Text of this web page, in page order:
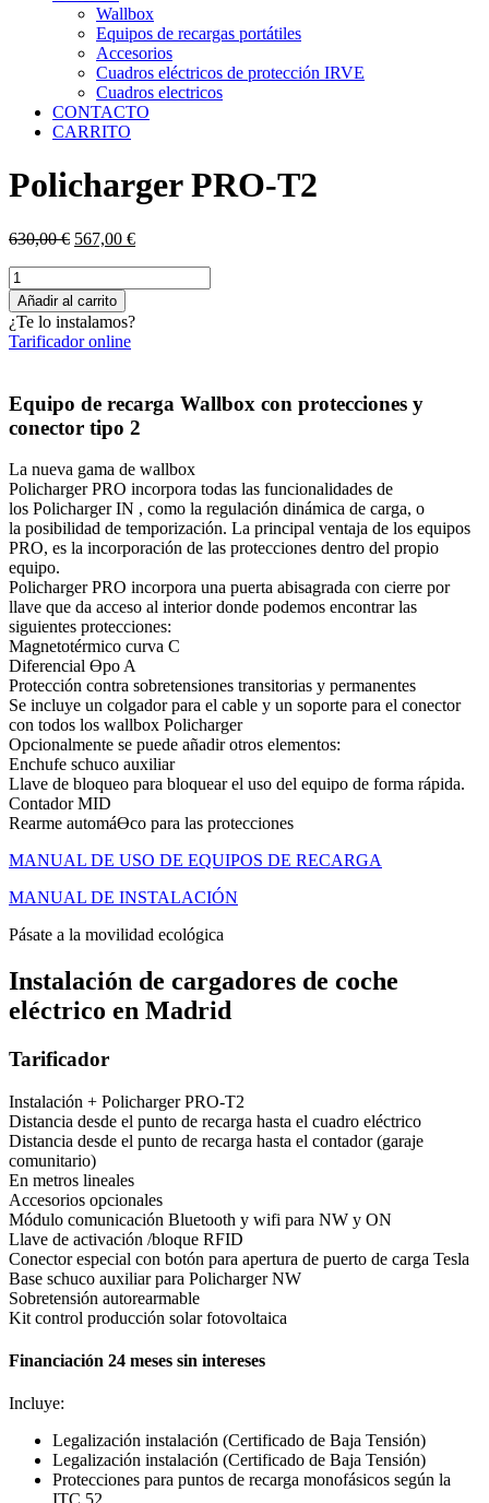
Wallbox
Equipos de recargas portátiles
Accesorios
Cuadros eléctricos de protección IRVE
Cuadros electricos
CONTACTO
CARRITO
Policharger PRO-T2
630,00€ El
era:
630,00 €.
567,00 €El
567,00 €.
Policharger
PRO-
T2
cantidad
Añadir al carrito
¿Te lo instalamos?
Tarificador online
Equipo de recarga Wallbox con protecciones y
conector tipo 2
La nueva gama de wallbox
Policharger PRO incorpora todas las funcionalidades de
los Policharger IN , como la regulación dinámica de carga, o
la posibilidad de temporización. La principal ventaja de los equipos
PRO, es la incorporación de las protecciones dentro del propio
equipo.
Policharger PRO incorpora una puerta abisagrada con cierre por
llave que da acceso al interior donde podemos encontrar las
siguientes protecciones:
Magnetotérmico curva C
Diferencial Ɵpo A
Protección contra sobretensiones transitorias y permanentes
Se incluye un colgador para el cable y un soporte para el conector
con todos los wallbox Policharger
Opcionalmente se puede añadir otros elementos:
Enchufe schuco auxiliar
Llave de bloqueo para bloquear el uso del equipo de forma rápida.
Contador MID
Rearme automáƟco para las protecciones
MANUAL DE USO DE EQUIPOS DE RECARGA
MANUAL DE INSTALACIÓN
Pásate a la movilidad ecológica
Instalación de cargadores de coche
eléctrico en Madrid
Tarificador
Instalación + Policharger PRO-T2
Distancia desde el punto de recarga hasta el cuadro eléctrico
Distancia desde el punto de recarga hasta el contador (garaje
comunitario)
En metros lineales
Accesorios opcionales
Módulo comunicación Bluetooth y wifi para NW y ON
Llave de activación /bloque RFID
Conector especial con botón para apertura de puerto de carga Tesla
Base schuco auxiliar para Policharger NW
Sobretensión autorearmable
Kit control producción solar fotovoltaica
Financiación 24 meses sin intereses
Incluye:
Legalización instalación (Certificado de Baja Tensión)
Legalización instalación (Certificado de Baja Tensión)
Protecciones para puntos de recarga monofásicos según la